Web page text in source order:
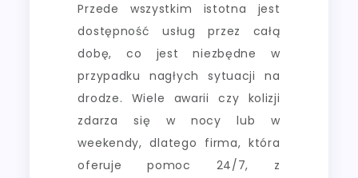
Przede wszystkim istotna jest
dostępność usług przez całą
dobę, co jest niezbędne w
przypadku nagłych sytuacji na
drodze. Wiele awarii czy kolizji
zdarza się w nocy lub w
weekendy, dlatego firma, która
oferuje pomoc 24/7, z